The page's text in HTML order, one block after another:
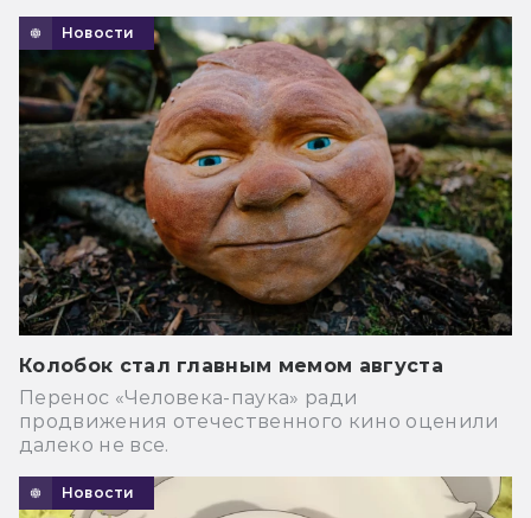
Новости
Колобок стал главным мемом августа
Перенос «Человека-паука» ради
продвижения отечественного кино оценили
далеко не все.
Новости